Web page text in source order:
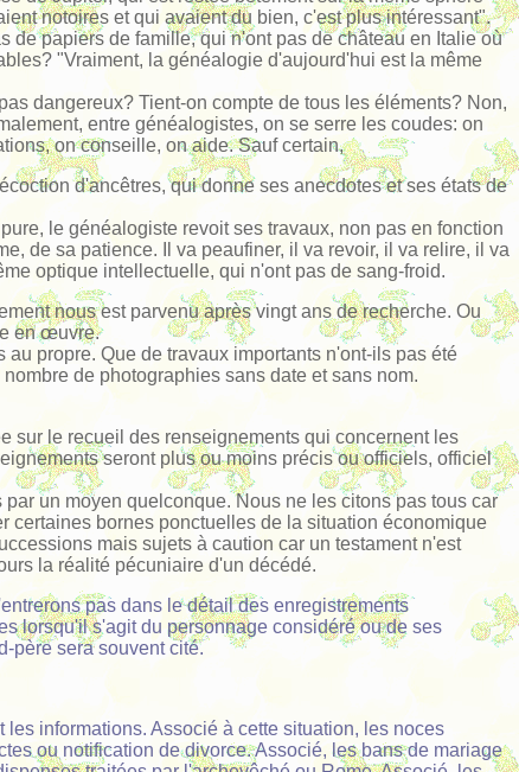
notoires et qui avaient du bien, c'est plus intéressant".
de papiers de famille, qui n'ont pas de château en Italie où
"Vraiment, la généalogie d'aujourd'hui est la même
dangereux? Tient-on compte de tous les éléments? Non,
entre généalogistes, on se serre les coudes: on
on conseille, on aide. Sauf certain,
d'ancêtres, qui donne ses anecdotes et ses états de
le généalogiste revoit ses travaux, non pas en fonction
de sa patience. Il va peaufiner, il va revoir, il va relire, il va
optique intellectuelle, qui n'ont pas de sang-froid.
nous est parvenu après vingt ans de recherche. Ou
en œuvre.
propre. Que de travaux importants n'ont-ils pas été
de photographies sans date et sans nom.
sur le recueil des renseignements qui concernent les
seront plus ou moins précis ou officiels, officiel
un moyen quelconque. Nous ne les citons pas tous car
certaines bornes ponctuelles de la situation économique
mais sujets à caution car un testament n'est
la réalité pécuniaire d'un décédé.
pas dans le détail des enregistrements
lorsqu'il s'agit du personnage considéré ou de ses
père sera souvent cité.
informations. Associé à cette situation, les noces
ou notification de divorce. Associé, les bans de mariage